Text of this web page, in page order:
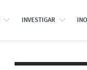
INVESTIGAR